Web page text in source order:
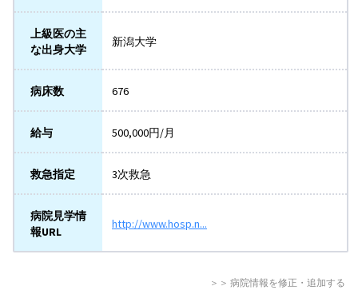
上級医の主
な出身大学
新潟大学
病床数 676
給与 500,000円/月
救急指定 3次救急
病院見学情
報URL
http://www.hosp.n...
＞＞ 病院情報を修正・追加する